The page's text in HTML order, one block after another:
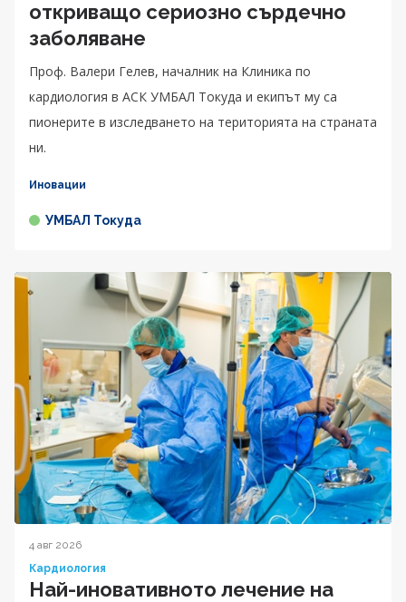
откриващо сериозно сърдечно
заболяване
Проф. Валери Гелев, началник на Клиника по
кардиология в АСК УМБАЛ Токуда и екипът му са
пионерите в изследването на територията на страната
ни.
Иновации
УМБАЛ Токуда
4 авг 2026
Кардиология
Най-иновативното лечение на